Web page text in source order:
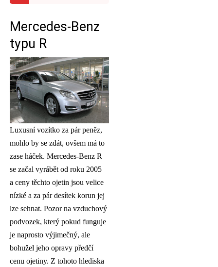
Mercedes-Benz
typu R
Luxusní vozítko za pár peněz,
mohlo by se zdát, ovšem má to
zase háček. Mercedes-Benz R
se začal vyrábět od roku 2005
a ceny těchto ojetin jsou velice
nízké a za pár desítek korun jej
lze sehnat. Pozor na vzduchový
podvozek, který pokud funguje
je naprosto výjimečný, ale
bohužel jeho opravy předčí
cenu ojetiny. Z tohoto hlediska